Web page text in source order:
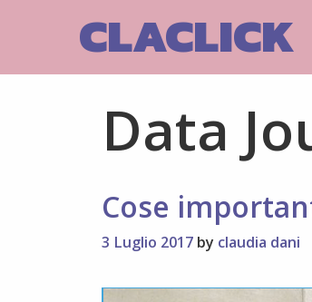
CLACLICK
Data
Cose
3 Luglio 2017 by claudia dani